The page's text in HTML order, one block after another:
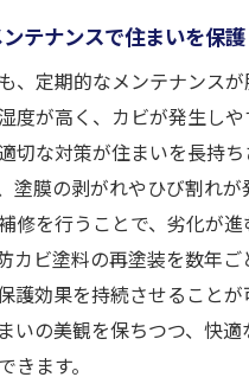
観を保つための色彩選び
耐久性と美観の両立を目指す塗
しい仕上がりを確保する施
良市の景観にマッチするデ
観を引き出すプロフェッシ
化を防ぐメンテナンスのポ
の防カビ外壁塗装が快適な
テナンスで住まいを保護
、定期的なメンテナンス
度が高く、カビが発生し
切な対策が住まいを長持
塗膜の剥がれやひび割れ
修を行うことで、劣化が
カビ塗料の再塗装を数年ご
護効果を持続させること
いの美観を保ちつつ、快
きます。